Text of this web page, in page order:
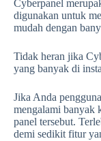
Cyberpanel
digunakan untuk
mudah dengan
Tidak heran jika
yang banyak di
Jika Anda
mengalami banyak
panel tersebut.
demi sedikit fitur